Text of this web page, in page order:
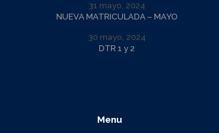
31 mayo, 2024
NUEVA MATRICULADA – MAYO
30 mayo, 2024
DTR 1 y 2
Menu